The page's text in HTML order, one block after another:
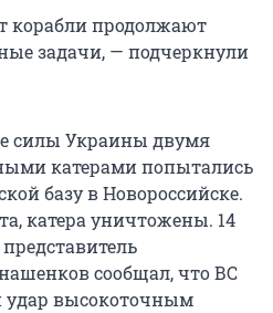
корабли продолжают
задачи, — подчеркнули
силы Украины двумя
катерами попытались
базу в Новороссийске.
катера уничтожены. 14
сообщал, что ВС
удар высокоточным